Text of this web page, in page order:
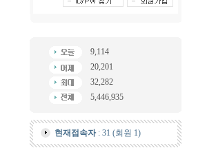
9,114
20,201
32,282
5,446,935
현재접속자: 31 (회원 1)